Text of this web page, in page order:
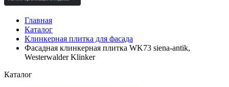
Главная
Каталог
Клинкерная плитка для фасада
Фасадная клинкерная плитка WK73 siena-antik,
Westerwalder Klinker
Каталог